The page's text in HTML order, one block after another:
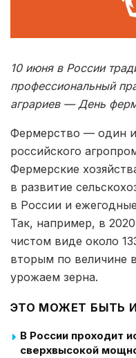
10 июня в России
профессиональный
аграриев — День
Фермерство — один
российского
Фермерские
в развитие
в России и
Так, например, в
чистом виде около
вторым по величине
урожаем зерна.
ЭТО МОЖЕТ БЫТЬ
В России проходит
сверхвысокой